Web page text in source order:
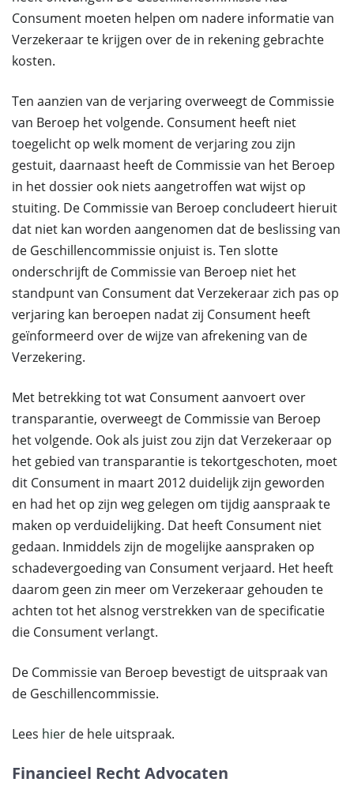
Consument moeten helpen om nadere informatie van
Verzekeraar te krijgen over de in rekening gebrachte
kosten.
Ten aanzien van de verjaring overweegt de Commissie
van Beroep het volgende. Consument heeft niet
toegelicht op welk moment de verjaring zou zijn
gestuit, daarnaast heeft de Commissie van het Beroep
in het dossier ook niets aangetroffen wat wijst op
stuiting. De Commissie van Beroep concludeert hieruit
dat niet kan worden aangenomen dat de beslissing van
de Geschillencommissie onjuist is. Ten slotte
onderschrijft de Commissie van Beroep niet het
standpunt van Consument dat Verzekeraar zich pas op
verjaring kan beroepen nadat zij Consument heeft
geïnformeerd over de wijze van afrekening van de
Verzekering.
Met betrekking tot wat Consument aanvoert over
transparantie, overweegt de Commissie van Beroep
het volgende. Ook als juist zou zijn dat Verzekeraar op
het gebied van transparantie is tekortgeschoten, moet
dit Consument in maart 2012 duidelijk zijn geworden
en had het op zijn weg gelegen om tijdig aanspraak te
maken op verduidelijking. Dat heeft Consument niet
gedaan. Inmiddels zijn de mogelijke aanspraken op
schadevergoeding van Consument verjaard. Het heeft
daarom geen zin meer om Verzekeraar gehouden te
achten tot het alsnog verstrekken van de specificatie
die Consument verlangt.
De Commissie van Beroep bevestigt de uitspraak van
de Geschillencommissie.
Lees hier de hele uitspraak.
Financieel Recht Advocaten